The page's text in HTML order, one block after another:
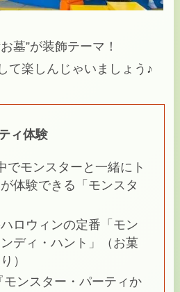
墓”が装飾テーマ！
て楽しんじゃいましょう♪
ィ体験
でモンスターと一緒にト
体験できる「モンスタ
ロウィンの定番「モン
ディ・ハント」（お菓
）
モンスター・パーティか